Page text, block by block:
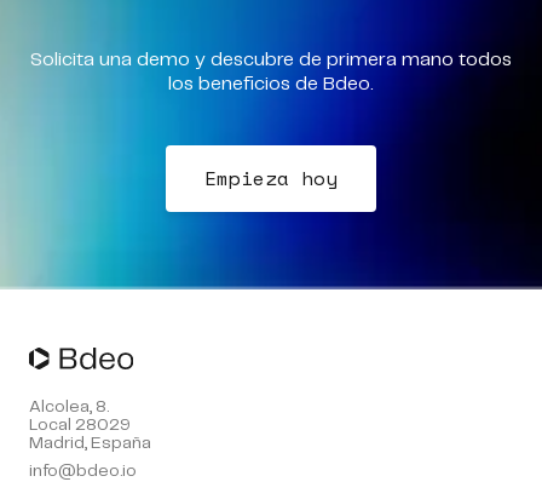
Solicita una demo y descubre de primera mano todos
los beneficios de Bdeo.
Empieza hoy
Alcolea, 8.
Local 28029
Madrid, España
info@bdeo.io